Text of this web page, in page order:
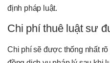
định pháp luật.
Chi phí thuê luật sư
Chi phí sẽ được thống nhất